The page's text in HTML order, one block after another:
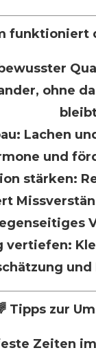
funktioniert
ohne
Lachen
und
stärken:
vertiefen:
Tipps zur
Zeiten